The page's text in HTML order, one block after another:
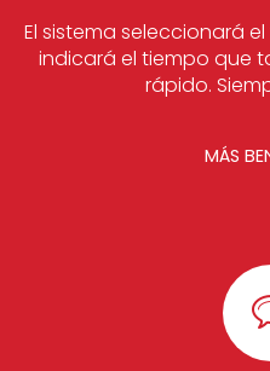
El sistema seleccionará
indicará el tiempo que
rápido.
MÁS